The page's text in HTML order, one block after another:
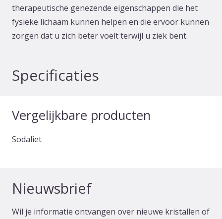
therapeutische genezende eigenschappen die het
fysieke lichaam kunnen helpen en die ervoor kunnen
zorgen dat u zich beter voelt terwijl u ziek bent.
Specificaties
Vergelijkbare producten
Sodaliet
Nieuwsbrief
Wil je informatie ontvangen over nieuwe kristallen of